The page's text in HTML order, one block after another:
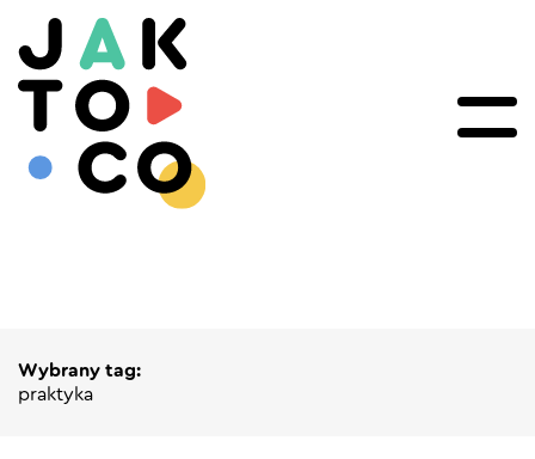
Wybrany tag:
praktyka